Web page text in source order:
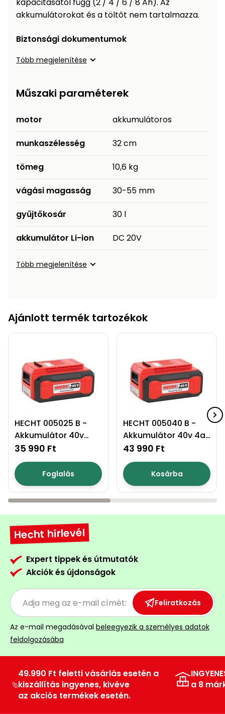
Permetező
Üvegház
melegház
Komposztáló
szerszám,
kapacitásától függ (2 / 4 / 6 / 8 Ah). Az
akkumulátorokat és a töltőt nem tartalmazza.
Biztonsági dokumentumok
Több megjelenítése
Műszaki paraméterek
motor akkumulátoros
munkaszélesség 32 cm
tömeg 10,6 kg
vágási magasság 30-55 mm
gyűjtőkosár 30 l
akkumulátor Li-ion DC 20V
Több megjelenítése
Ajánlott termék tartozékok
HECHT 005025 B -
Akkumulátor 40v
2,5ah akku program
5040
35 990 Ft
Foglalás
HECHT 005040 B -
Akkumulátor 40v 4ah
akku program 5040
43 990 Ft
Kosárba
Hecht hírlevél
Expert tippek és útmutatók
Akciók és újdonságok
Feliratkozás
Az e-mail megadásával beleegyezik a személyes adatok
feldolgozásába
49.990 Ft feletti vásárlás esetén a
kiszállítás ingyenes, kivéve
az akciós termékek esetén.
a 8